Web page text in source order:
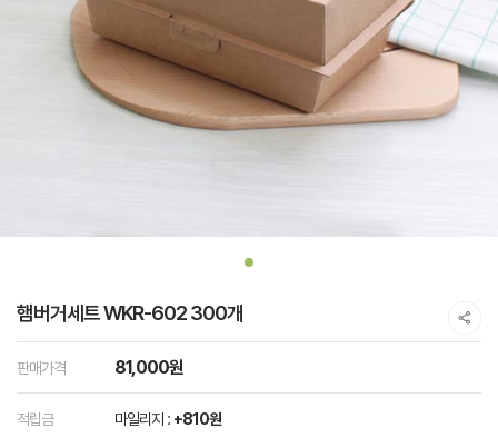
햄버거세트 WKR-602 300개
판매가격 81,000원
적립금 마일리지 : +810원